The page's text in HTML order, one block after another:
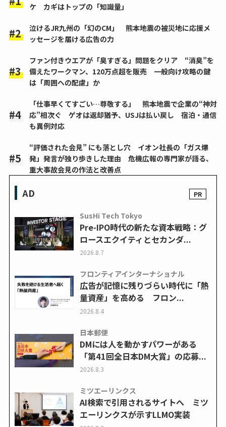
ケ カギはトップの「知識量」
泣けるJR九州の「幻のCM」 熊本地震の被災地に応援メ
ッセージを届ける広告の力
ファン付きウエアが「臭すぎる」問題をクリア “消臭”を
備えたワークマン、120万点超を販売 一般向け攻略の鍵
は「周囲への配慮」か
「仕事早くてすごい…尊敬する」 熊本地震で企業の“神対
応”相次ぐ ゲオは返却猶予、USJは払い戻し 宿泊・通信
も異例対応
“評価された会見” にも落とし穴 イオン社長の「ガス爆
発」発言が独り歩きした理由 危機広報の専門家が語る、
重大事故会見の作法と改善点
AD
SusHi Tech Tokyo
Pre-IPO時代の新たな資本戦略：グ
ロースエクイティとセカンダ...
2026.8.7
フロンティアインターナショナル
広告が記憶に残りづらい時代に「熱
量資産」を高める フロン...
2026.8.4
日本郵便
DMには人を動かすパワーがある
「第41回全日本DM大賞」の応募...
2026.8.3
ミツエーリンクス
AI検索で引用されるサイトへ ミツ
エーリンクスが示すLLMO実装